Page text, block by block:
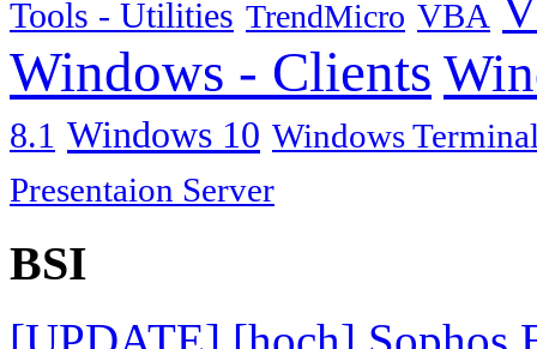
Tools - Utilities TrendMicro VBA
Windows - Clients
8.1 Windows 10 Windows
Presentaion Server
BSI